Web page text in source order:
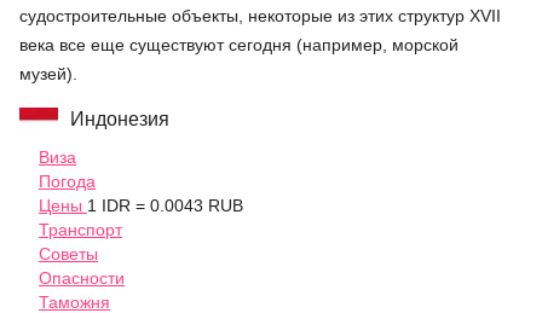
судостроительные объекты, некоторые из этих структур XVII
века все еще существуют сегодня (например, морской
музей).
Индонезия
Виза
Погода
Цены 1 IDR = 0.0043 RUB
Транспорт
Советы
Опасности
Таможня